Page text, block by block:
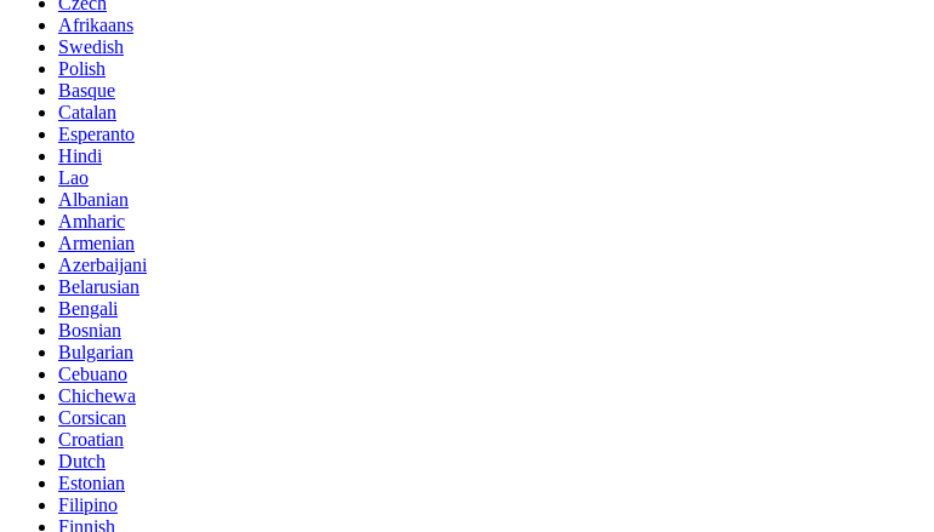
Afrikaans
Swedish
Polish
Basque
Catalan
Esperanto
Hindi
Lao
Albanian
Amharic
Armenian
Azerbaijani
Belarusian
Bengali
Bosnian
Bulgarian
Cebuano
Chichewa
Corsican
Croatian
Dutch
Estonian
Filipino
Finnish